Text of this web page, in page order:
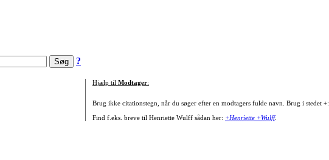
?
Hjælp til Modtager:
Brug ikke citationstegn, når du søger efter en modtagers fulde navn. Brug i stedet +:
Find f.eks. breve til Henriette Wulff sådan her: +Henriette +Wulff.